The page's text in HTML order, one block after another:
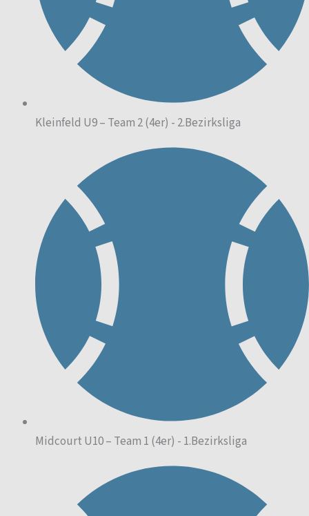
Kleinfeld U9 – Team 2 (4er) - 2.Bezirksliga
Midcourt U10 – Team 1 (4er) - 1.Bezirksliga